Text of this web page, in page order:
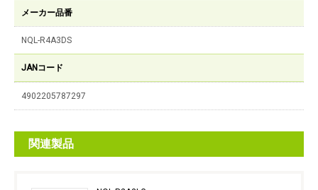
メーカー品番
NQL-R4A3DS
JANコード
4902205787297
関連製品